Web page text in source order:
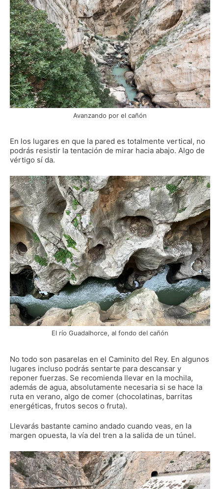
Avanzando por el cañón
En los lugares en que la pared es totalmente vertical, no
podrás resistir la tentación de mirar hacia abajo. Algo de
vértigo sí da.
El río Guadalhorce, al fondo del cañón
No todo son pasarelas en el Caminito del Rey. En algunos
lugares incluso podrás sentarte para descansar y
reponer fuerzas. Se recomienda llevar en la mochila,
además de agua, absolutamente necesaria si se hace la
ruta en verano, algo de comer (chocolatinas, barritas
energéticas, frutos secos o fruta).
Llevarás bastante camino andado cuando veas, en la
margen opuesta, la vía del tren a la salida de un túnel.